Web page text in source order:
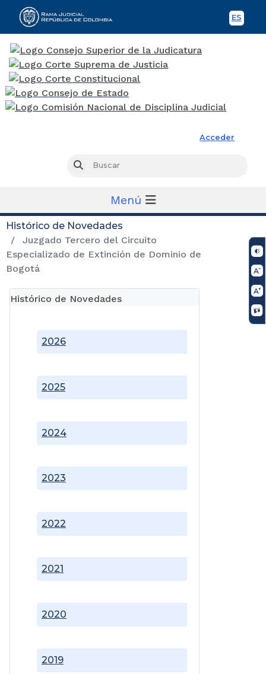
ES
Acceder
Buscar
Menú
Histórico de Novedades
Juzgado Tercero del Circuito
Especializado de Extinción de Dominio de
Bogotá
Histórico de Novedades
2019
2020
2021
2022
2023
2024
2025
2026